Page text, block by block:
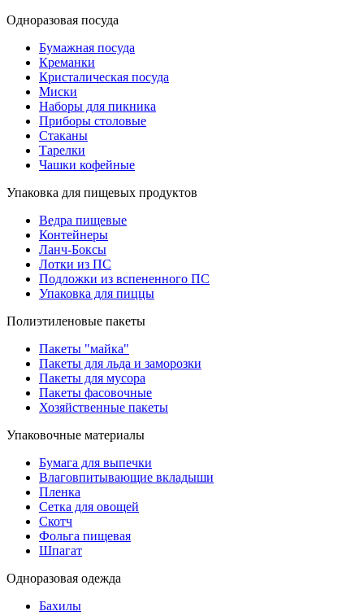
Одноразовая посуда
Бумажная посуда
Креманки
Кристалическая посуда
Миски
Наборы для пикника
Приборы столовые
Стаканы
Тарелки
Чашки кофейные
Упаковка для пищевых продуктов
Ведра пищевые
Контейнеры
Ланч-Боксы
Лотки из ПС
Подложки из вспененного ПС
Упаковка для пиццы
Полиэтиленовые пакеты
Пакеты "майка"
Пакеты для льда и заморозки
Пакеты для мусора
Пакеты фасовочные
Хозяйственные пакеты
Упаковочные материалы
Бумага для выпечки
Влаговпитывающие вкладыши
Пленка
Сетка для овощей
Скотч
Фольга пищевая
Шпагат
Одноразовая одежда
Бахилы